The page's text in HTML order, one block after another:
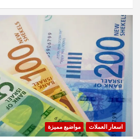
اسعار العملات مواضيع مميزة